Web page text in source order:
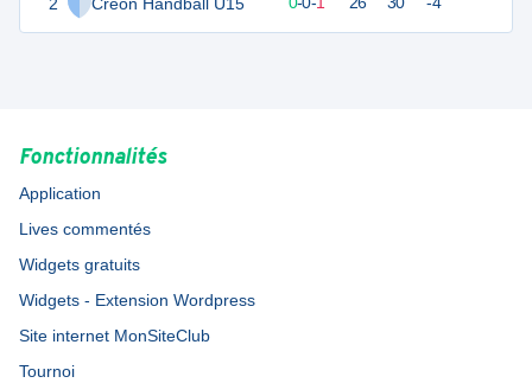
Fonctionnalités
Application
Lives commentés
Widgets gratuits
Widgets - Extension Wordpress
Site internet MonSiteClub
Tournoi